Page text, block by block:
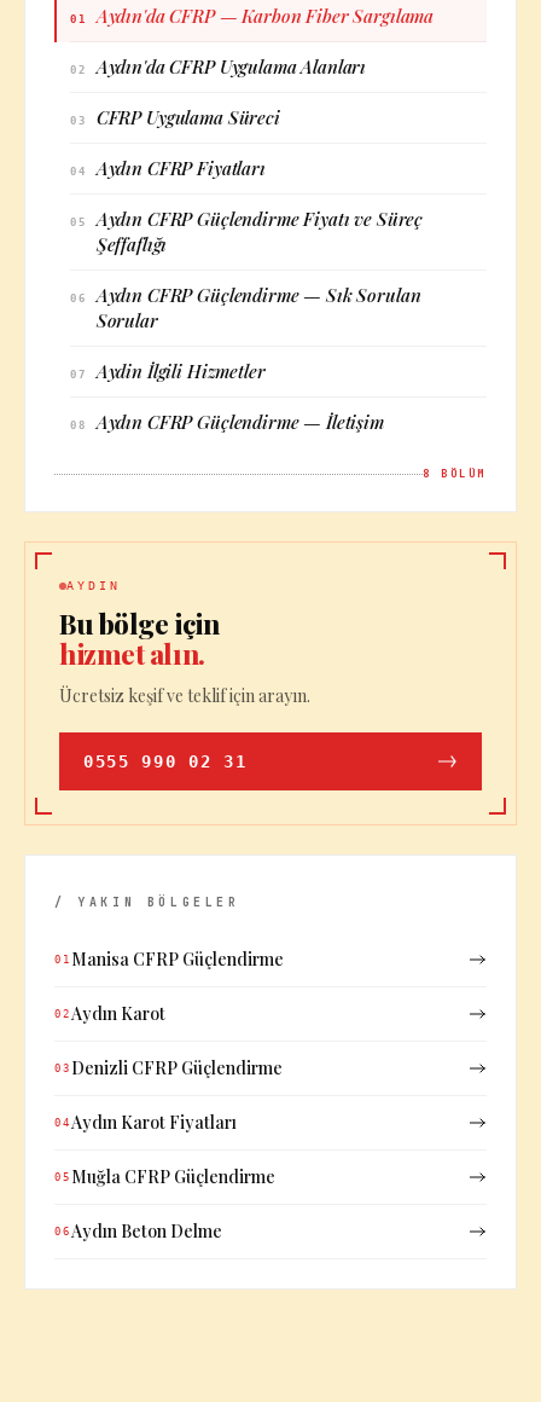
01 Aydın'da CFRP — Karbon Fiber Sargılama
02 Aydın'da CFRP Uygulama Alanları
03 CFRP Uygulama Süreci
04 Aydın CFRP Fiyatları
05
Aydın CFRP Güçlendirme Fiyatı ve Süreç
Şeffaflığı
06
Aydın CFRP Güçlendirme — Sık Sorulan
Sorular
07 Aydin İlgili Hizmetler
08 Aydın CFRP Güçlendirme — İletişim
8 BÖLÜM
AYDIN
Bu bölge için
hizmet alın.
Ücretsiz keşif ve teklif için arayın.
0555 990 02 31
/ YAKIN BÖLGELER
01 Manisa CFRP Güçlendirme
02 Aydın Karot
03 Denizli CFRP Güçlendirme
04 Aydın Karot Fiyatları
05 Muğla CFRP Güçlendirme
06 Aydın Beton Delme